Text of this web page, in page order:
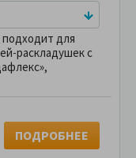
подходит для
раскладушек с
ПОДРОБНЕЕ